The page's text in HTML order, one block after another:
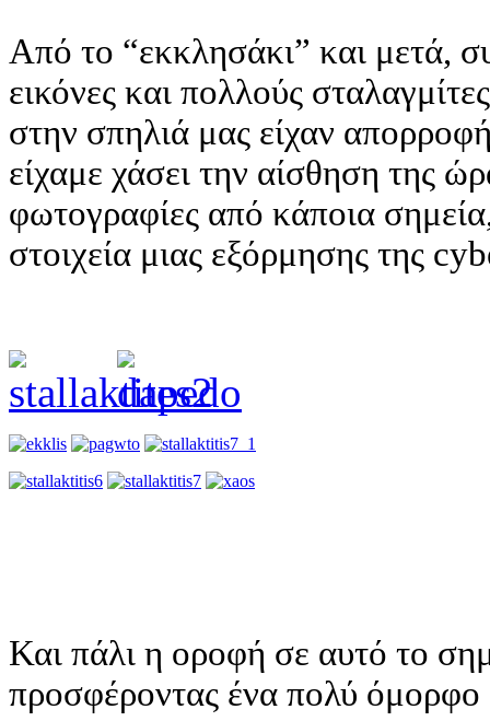
Από το “εκκλησάκι” και μετά,
εικόνες και πολλούς
στην σπηλιά μας είχαν
είχαμε χάσει την αίσθηση της
φωτογραφίες από κάποια
στοιχεία μιας εξόρμησης της
Και πάλι η οροφή σε αυτό το
προσφέροντας ένα πολύ